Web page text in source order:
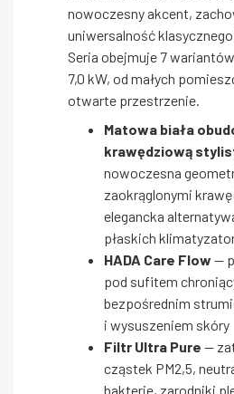
nowoczesny akcent,
uniwersalność klasycznego
Seria obejmuje 7
7,0 kW, od małych
otwarte przestrzenie.
Matowa biała
krawędziową
nowoczesna
zaokrąglonymi
elegancka
płaskich
HADA Care Flow —
pod sufitem
bezpośrednim
i wysuszeniem skóry
Filtr Ultra Pure —
cząstek PM2,5,
bakterie, zarodniki